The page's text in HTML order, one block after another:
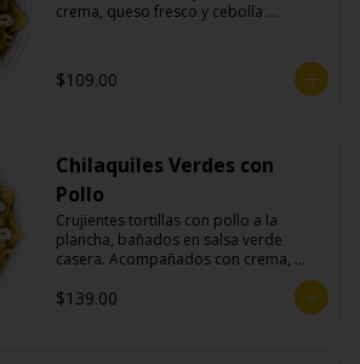
crema, queso fresco y cebolla
$109.00
Chilaquiles Verdes con
Pollo
Crujientes tortillas con pollo a la
plancha, bañados en salsa verde
casera. Acompañados con crema,
$139.00